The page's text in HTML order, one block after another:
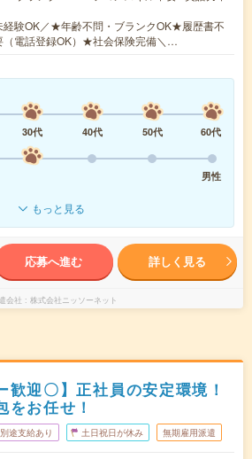
経験OK／★年齢不問・ブランクOK★履歴書不
（電話登録OK）★社会保険完備＼…
30代 40代 50代
60代
男性
もっと見る
応募へ進む 詳しく見る
会社 株式会社ニッソーネット
歓迎〇】正社員の安定環境！
をお任せ！
途支給あり 土日祝日が休み 無期雇用派遣